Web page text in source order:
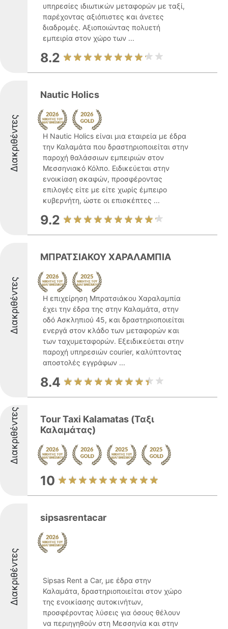
υπηρεσίες ιδιωτικών μεταφορών με ταξί,
παρέχοντας αξιόπιστες και άνετες
διαδρομές. Αξιοποιώντας πολυετή
εμπειρία στον χώρο των ...
8.2
Διακριθέντες
Nautic Holics
Η Nautic Holics είναι μια εταιρεία με έδρα
την Καλαμάτα που δραστηριοποιείται στην
παροχή θαλάσσιων εμπειριών στον
Μεσσηνιακό Κόλπο. Ειδικεύεται στην
ενοικίαση σκαφών, προσφέροντας
επιλογές είτε με είτε χωρίς έμπειρο
κυβερνήτη, ώστε οι επισκέπτες ...
9.2
Διακριθέντες
ΜΠΡΑΤΣΙΑΚΟΥ ΧΑΡΑΛΑΜΠΙΑ
Η επιχείρηση Μπρατσιάκου Χαραλαμπία
έχει την έδρα της στην Καλαμάτα, στην
οδό Ασκληπιού 45, και δραστηριοποιείται
ενεργά στον κλάδο των μεταφορών και
των ταχυμεταφορών. Εξειδικεύεται στην
παροχή υπηρεσιών courier, καλύπτοντας
αποστολές εγγράφων ...
8.4
Διακριθέντες
Tour Taxi Kalamatas (Ταξι
Καλαμάτας)
10
Διακριθέντες
sipsasrentacar
Sipsas Rent a Car, με έδρα στην
Καλαμάτα, δραστηριοποιείται στον χώρο
της ενοικίασης αυτοκινήτων,
προσφέροντας λύσεις για όσους θέλουν
να περιηγηθούν στη Μεσσηνία και στην